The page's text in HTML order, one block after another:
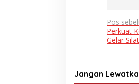
pos
Pos
Perkuat
Gelar
Jangan